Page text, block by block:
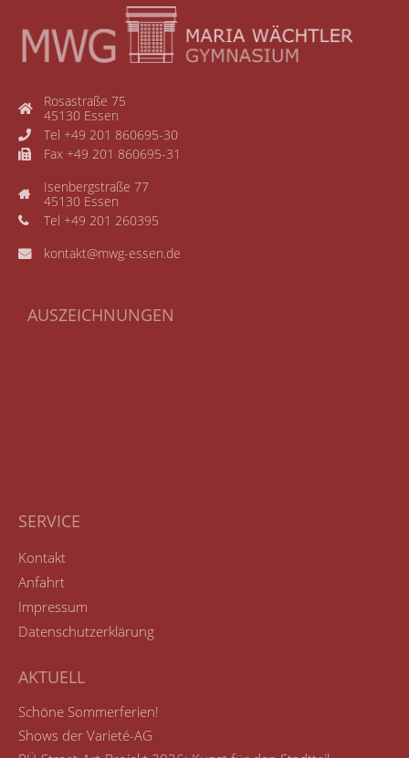
Rosastraße 75
45130 Essen
Tel +49 201 860695-30
Fax +49 201 860695-31
Isenbergstraße 77
45130 Essen
Tel +49 201 260395
kontakt@mwg-essen.de
AUSZEICHNUNGEN
SERVICE
Kontakt
Anfahrt
Impressum
Datenschutzerklärung
AKTUELL
Schöne Sommerferien!
Shows der Varieté-AG